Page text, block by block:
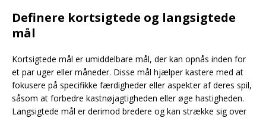
Definere kortsigtede og langsigtede
mål
Kortsigtede mål er umiddelbare mål, der kan opnås inden for
et par uger eller måneder. Disse mål hjælper kastere med at
fokusere på specifikke færdigheder eller aspekter af deres spil,
såsom at forbedre kastnøjagtigheden eller øge hastigheden.
Langsigtede mål er derimod bredere og kan strække sig over